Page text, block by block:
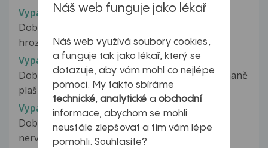
Vypálený komin
Dobrý den chtěl bych poradit. Při jídle ci pití mi
hrozné pálí zaha, vrací se...
Vypalování barvy z kamen v těhotenství
Dobrý den, předem se omlouvám, pokud přehnaně
plaším, ale raději se zeptám....
Vypalování papily
Dobrý den,v pátek mi byla vypalovana papila u
nervů mezi dvěma zuby.doktorka...
Náš web funguje jako lékař
Náš web využívá soubory cookies,
a funguje tak jako lékař, který se
dotazuje, aby vám mohl co nejlépe
pomoci. My takto sbíráme
technické,analytické a obchodní
informace, abychom se mohli
neustále zlepšovat a tím vám lépe
pomohli. Souhlasíte?